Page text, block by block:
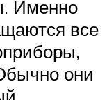
Именно
все
они